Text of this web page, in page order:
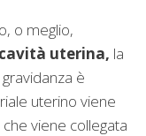
o meglio,
uterina, la
è
uterino viene
viene collegata